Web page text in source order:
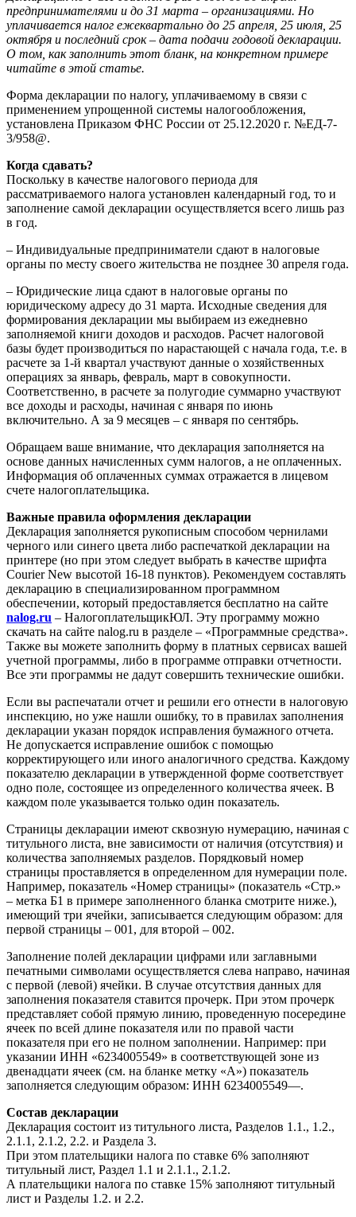
предпринимателями и до 31 марта – организациями. Но
уплачивается налог ежеквартально до 25 апреля, 25 июля, 25
октября и последний срок – дата подачи годовой декларации.
О том, как заполнить этот бланк, на конкретном примере
читайте в этой статье.
Форма декларации по налогу, уплачиваемому в связи с
применением упрощенной системы налогообложения,
установлена Приказом ФНС России от 25.12.2020 г. №ЕД-7-
3/958@.
Когда сдавать?
Поскольку в качестве налогового периода для
рассматриваемого налога установлен календарный год, то и
заполнение самой декларации осуществляется всего лишь раз
в год.
– Индивидуальные предприниматели сдают в налоговые
органы по месту своего жительства не позднее 30 апреля года.
– Юридические лица сдают в налоговые органы по
юридическому адресу до 31 марта. Исходные сведения для
формирования декларации мы выбираем из ежедневно
заполняемой книги доходов и расходов. Расчет налоговой
базы будет производиться по нарастающей с начала года, т.е. в
расчете за 1-й квартал участвуют данные о хозяйственных
операциях за январь, февраль, март в совокупности.
Соответственно, в расчете за полугодие суммарно участвуют
все доходы и расходы, начиная с января по июнь
включительно. А за 9 месяцев – с января по сентябрь.
Обращаем ваше внимание, что декларация заполняется на
основе данных начисленных сумм налогов, а не оплаченных.
Информация об оплаченных суммах отражается в лицевом
счете налогоплательщика.
Важные правила оформления декларации
Декларация заполняется рукописным способом чернилами
черного или синего цвета либо распечаткой декларации на
принтере (но при этом следует выбрать в качестве шрифта
Courier New высотой 16-18 пунктов). Рекомендуем составлять
декларацию в специализированном программном
обеспечении, который предоставляется бесплатно на сайте
nalog.ru – НалогоплательщикЮЛ. Эту программу можно
скачать на сайте nalog.ru в разделе – «Программные средства».
Также вы можете заполнить форму в платных сервисах вашей
учетной программы, либо в программе отправки отчетности.
Все эти программы не дадут совершить технические ошибки.
Если вы распечатали отчет и решили его отнести в налоговую
инспекцию, но уже нашли ошибку, то в правилах заполнения
декларации указан порядок исправления бумажного отчета.
Не допускается исправление ошибок с помощью
корректирующего или иного аналогичного средства. Каждому
показателю декларации в утвержденной форме соответствует
одно поле, состоящее из определенного количества ячеек. В
каждом поле указывается только один показатель.
Страницы декларации имеют сквозную нумерацию, начиная с
титульного листа, вне зависимости от наличия (отсутствия) и
количества заполняемых разделов. Порядковый номер
страницы проставляется в определенном для нумерации поле.
Например, показатель «Номер страницы» (показатель «Стр.»
– метка Б1 в примере заполненного бланка смотрите ниже.),
имеющий три ячейки, записывается следующим образом: для
первой страницы – 001, для второй – 002.
Заполнение полей декларации цифрами или заглавными
печатными символами осуществляется слева направо, начиная
с первой (левой) ячейки. В случае отсутствия данных для
заполнения показателя ставится прочерк. При этом прочерк
представляет собой прямую линию, проведенную посередине
ячеек по всей длине показателя или по правой части
показателя при его не полном заполнении. Например: при
указании ИНН «6234005549» в соответствующей зоне из
двенадцати ячеек (см. на бланке метку «А») показатель
заполняется следующим образом: ИНН 6234005549—.
Состав декларации
Декларация состоит из титульного листа, Разделов 1.1., 1.2.,
2.1.1, 2.1.2, 2.2. и Раздела 3.
При этом плательщики налога по ставке 6% заполняют
титульный лист, Раздел 1.1 и 2.1.1., 2.1.2.
А плательщики налога по ставке 15% заполняют титульный
лист и Разделы 1.2. и 2.2.